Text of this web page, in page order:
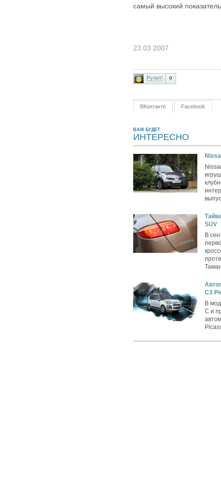
самый высокий
23.03.2007
Рулит! 0
ВКонтакте Facebook
ВАМ БУДЕТ
ИНТЕРЕСНО
SUV
В
C3
В
C и